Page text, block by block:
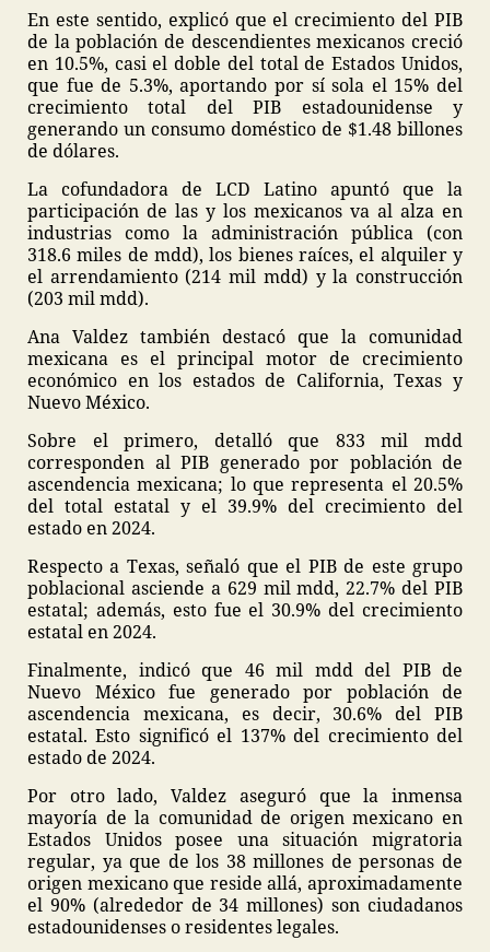
En este sentido, explicó que el crecimiento del PIB
de la población de descendientes mexicanos creció
en 10.5%, casi el doble del total de Estados Unidos,
que fue de 5.3%, aportando por sí sola el 15% del
crecimiento total del PIB estadounidense y
generando un consumo doméstico de $1.48 billones
de dólares.
La cofundadora de LCD Latino apuntó que la
participación de las y los mexicanos va al alza en
industrias como la administración pública (con
318.6 miles de mdd), los bienes raíces, el alquiler y
el arrendamiento (214 mil mdd) y la construcción
(203 mil mdd).
Ana Valdez también destacó que la comunidad
mexicana es el principal motor de crecimiento
económico en los estados de California, Texas y
Nuevo México.
Sobre el primero, detalló que 833 mil mdd
corresponden al PIB generado por población de
ascendencia mexicana; lo que representa el 20.5%
del total estatal y el 39.9% del crecimiento del
estado en 2024.
Respecto a Texas, señaló que el PIB de este grupo
poblacional asciende a 629 mil mdd, 22.7% del PIB
estatal; además, esto fue el 30.9% del crecimiento
estatal en 2024.
Finalmente, indicó que 46 mil mdd del PIB de
Nuevo México fue generado por población de
ascendencia mexicana, es decir, 30.6% del PIB
estatal. Esto significó el 137% del crecimiento del
estado de 2024.
Por otro lado, Valdez aseguró que la inmensa
mayoría de la comunidad de origen mexicano en
Estados Unidos posee una situación migratoria
regular, ya que de los 38 millones de personas de
origen mexicano que reside allá, aproximadamente
el 90% (alrededor de 34 millones) son ciudadanos
estadounidenses o residentes legales.